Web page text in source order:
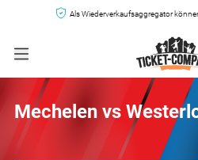
Als Wiederverkaufsaggregator
Mechelen vs